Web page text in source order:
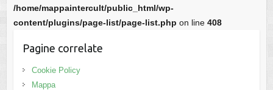
/home/mappaintercult/public_html/wp-
content/plugins/page-list/page-list.php on line 408
Pagine correlate
Cookie Policy
Mappa